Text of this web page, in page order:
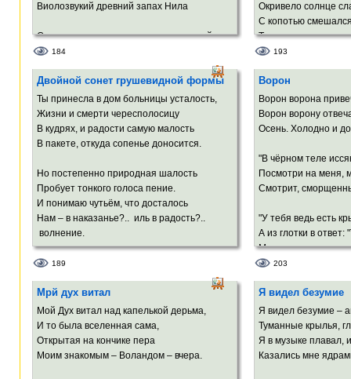
Виолозвукий древний запах Нила
Смешался с космоса неведомою силой;
Миниатюрной арфой тонкий нос
Зубов сверкают влагой белых роз.
Порывисто и по-девичьи мило
Ты иногда сбивалась и фолила,
А твой изящной формы силуэт
В души моей сияющем зените –
Увитый Серенадой* твой портрет.
* серенада Шуберта
184
Окривело солнце
С копотью
Тень
И родился этот
Охлос глупый
Давится в азарте,
Солнца шарик
сажей,
А Земля молитвы в
А Земля подвоха с
Лоб блеснул
А теперь, родная,
Ведь мы сможем
193
Двойной сонет грушевидной формы
Ты принесла в дом больницы усталость,
Жизни и смерти чересполосицу
В кудрях, и радости самую малость
В пакете, откуда сопенье доносится.
Но постепенно природная шалость
Пробует тонкого голоса пение.
И понимаю чутьём, что досталось
Нам – в наказанье?.. иль в радость?..
волнение.
В голосе этом – и злато пророчества,
Мощь грозовая инстинктов развязанных.
Скажется ль в крошке влияние отчества?
Или погубит её нетерпение?
Или судьба её в линиях смазанных?
189
Ворон
Ворон ворона
Ворон ворону
Осень. Холодно и
"В чёрном теле
Посмотри на меня,
Смотрит,
"У тебя ведь есть
А из глотки в ответ:
Мне – за то, что я
И проклятье на
Чёрной маской
Ворон ворона
Ворон ворону
203
Мрй дух витал
Мой Дух витал над капелькой дерьма,
И то была вселенная сама,
Открытая на кончике пера
Моим знакомым – Воландом – вчера.
Я видел безумие
Я видел безумие –
Туманные крылья,
Я в музыке плавал,
Казались мне